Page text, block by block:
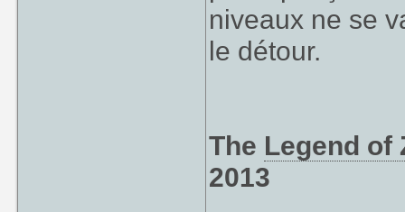
niveaux ne se
le détour.
The Legend of
2013